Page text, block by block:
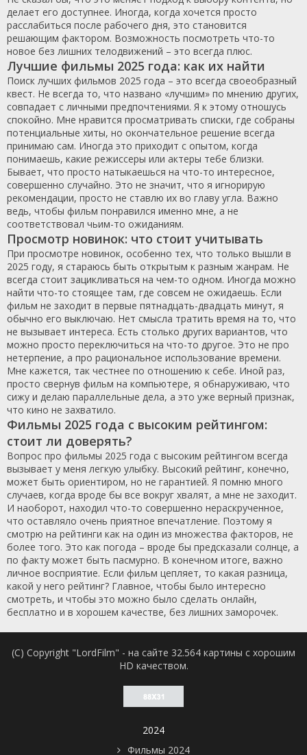
делает его доступнее. Иногда, когда хочется просто
расслабиться после рабочего дня, это становится
решающим фактором. Возможность посмотреть что-то
новое без лишних телодвижений – это всегда плюс.
Лучшие фильмы 2025 года: как их найти
Поиск лучших фильмов 2025 года – это всегда своеобразный
квест. Не всегда то, что названо «лучшим» по мнению других,
совпадает с личными предпочтениями. Я к этому отношусь
спокойно. Мне нравится просматривать списки, где собраны
потенциальные хиты, но окончательное решение всегда
принимаю сам. Иногда это приходит с опытом, когда
понимаешь, какие режиссеры или актеры тебе близки.
Бывает, что просто натыкаешься на что-то интересное,
совершенно случайно. Это не значит, что я игнорирую
рекомендации, просто не ставлю их во главу угла. Важно
ведь, чтобы фильм понравился именно мне, а не
соответствовал чьим-то ожиданиям.
Просмотр новинок: что стоит учитывать
При просмотре новинок, особенно тех, что только вышли в
2025 году, я стараюсь быть открытым к разным жанрам. Не
всегда стоит зацикливаться на чем-то одном. Иногда можно
найти что-то стоящее там, где совсем не ожидаешь. Если
фильм не заходит в первые пятнадцать-двадцать минут, я
обычно его выключаю. Нет смысла тратить время на то, что
не вызывает интереса. Есть столько других вариантов, что
можно просто переключиться на что-то другое. Это не про
нетерпение, а про рациональное использование времени.
Мне кажется, так честнее по отношению к себе. Иной раз,
просто свернув фильм на компьютере, я обнаруживаю, что
сижу и делаю параллельные дела, а это уже верный признак,
что кино не захватило.
Фильмы 2025 года с высоким рейтингом:
стоит ли доверять?
Вопрос про фильмы 2025 года с высоким рейтингом всегда
вызывает у меня легкую улыбку. Высокий рейтинг, конечно,
может быть ориентиром, но не гарантией. Я помню много
случаев, когда вроде бы все вокруг хвалят, а мне не заходит.
И наоборот, находил что-то совершенно нераскрученное,
что оставляло очень приятное впечатление. Поэтому я
смотрю на рейтинги как на один из множества факторов, не
более того. Это как погода – вроде бы предсказали солнце, а
по факту может быть пасмурно. В конечном итоге, важно
личное восприятие. Если фильм цепляет, то какая разница,
какой у него рейтинг? Главное, чтобы было интересно
смотреть, и чтобы это можно было сделать онлайн,
бесплатно и в хорошем качестве, без лишних заморочек.
(C) Copyright "LordFilm" - на сайте 32.564 картины с хорошим
HD качеством.
2024
Фильмы 2024